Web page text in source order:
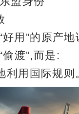
用”的原产地
渡”,而是:
利用国际规则